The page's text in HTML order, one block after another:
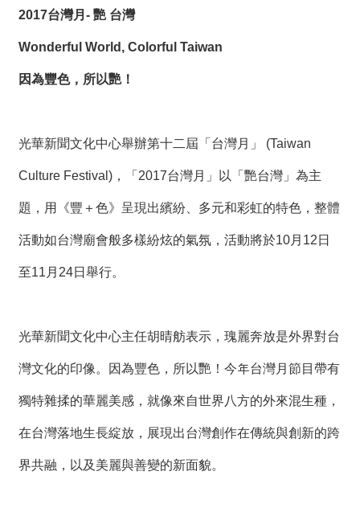
稿
站
入
華
友
們
站
覽
2017台灣月- 艷 台灣
Wonderful World, Colorful Taiwan
因為豐色，所以艷！
光華新聞文化中心舉辦第十二屆「台灣月」 (Taiwan
Culture Festival)，「2017台灣月」以「艷台灣」為主
題，用《豐＋色》呈現出繽紛、多元和彩虹的特色，整體
活動如台灣廟會般多樣紛炫的氣氛，活動將於10月12日
至11月24日舉行。
光華新聞文化中心主任胡晴舫表示，瑰麗奔放是外界對台
灣文化的印像。因為豐色，所以艷！今年台灣月節目帶有
獨特雜揉的華麗美感，就像來自世界八方的外來混生種，
在台灣落地生長綻放，展現出台灣創作在傳統與創新的跨
界共融，以及美麗與善變的新面貌。